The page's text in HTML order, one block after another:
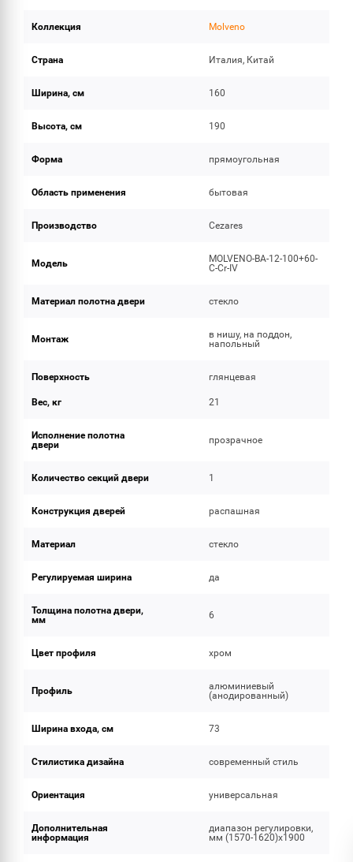
Коллекция Molveno
Страна Италия, Китай
Ширина, см 160
Высота, см 190
Форма прямоугольная
Область применения бытовая
Производство Cezares
Модель
MOLVENO-BA-12-100+60-
C-Cr-IV
Материал полотна двери стекло
Монтаж
в нишу, на поддон,
напольный
Поверхность глянцевая
Вес, кг 21
Исполнение полотна
двери
прозрачное
Количество секций двери 1
Конструкция дверей распашная
Материал стекло
Регулируемая ширина да
Толщина полотна двери,
мм
6
Цвет профиля хром
Профиль
алюминиевый
(анодированный)
Ширина входа, см 73
Стилистика дизайна современный стиль
Ориентация универсальная
Дополнительная
информация
диапазон регулировки,
мм (1570-1620)x1900